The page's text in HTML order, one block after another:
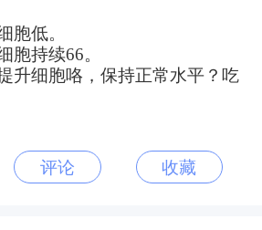
胞低。
胞持续66。
升细胞咯，保持正常水平？吃
评论 收藏